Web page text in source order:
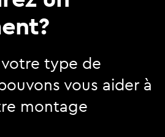
type de
vous aider à
montage